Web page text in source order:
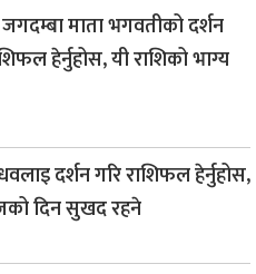
माता भगवतीको दर्शन
हेर्नुहोस, यी राशिको भाग्य
दर्शन गरि राशिफल हेर्नुहोस,
दिन सुखद रहने